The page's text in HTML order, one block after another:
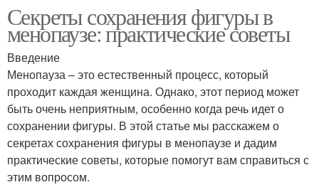
Секреты сохранения фигуры в
менопаузе: практические советы
Введение
Менопауза – это естественный процесс, который
проходит каждая женщина. Однако, этот период может
быть очень неприятным, особенно когда речь идет о
сохранении фигуры. В этой статье мы расскажем о
секретах сохранения фигуры в менопаузе и дадим
практические советы, которые помогут вам справиться с
этим вопросом.